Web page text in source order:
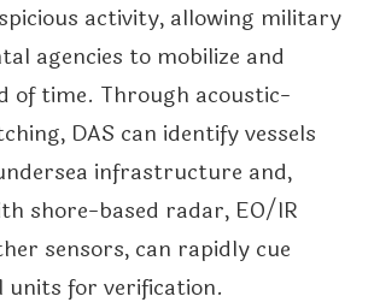
activity, allowing military
agencies to mobilize and
of time. Through acoustic-
DAS can identify vessels
infrastructure and,
shore-based radar, EO/IR
sensors, can rapidly cue
units for verification.